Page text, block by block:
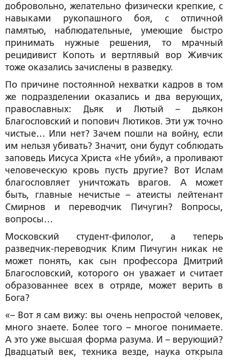
добровольно, желательно физически крепкие, с
навыками рукопашного боя, с отличной
памятью, наблюдательные, умеющие быстро
принимать нужные решения, то мрачный
рецидивист Копоть и вертлявый вор Живчик
тоже оказались зачислены в разведку.
По причине постоянной нехватки кадров в том
же подразделении оказались и два верующих,
православных: Дьяк и Лютый – дьякон
Благословский и попович Лютиков. Эти уж точно
чистые… Или нет? Зачем пошли на войну, если
им нельзя убивать? Значит, они будут соблюдать
заповедь Иисуса Христа «Не убий», а проливают
человеческую кровь пусть другие? Вот Ислам
благословляет уничтожать врагов. А может
быть, главные нечистые – атеисты лейтенант
Смирнов и переводчик Пичугин? Вопросы,
вопросы…
Московский студент-филолог, а теперь
разведчик-переводчик Клим Пичугин никак не
может понять, как сын профессора Дмитрий
Благословский, которого он уважает и считает
образованнее всех в отряде, может верить в
Бога?
«– Вот я сам вижу: вы очень непростой человек,
много знаете. Более того – многое понимаете.
А это уже высшая форма разума. И – верующий?
Двадцатый век, техника везде, наука открыла